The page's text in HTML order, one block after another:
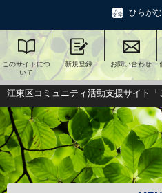
ひらが
このサイトにつ
いて
新規登録 お問い合わせ
江東区コミュニティ活動支援サイト「